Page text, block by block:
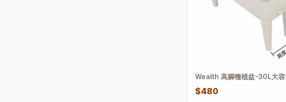
Wealth 高腳種植盆-30L大
$480